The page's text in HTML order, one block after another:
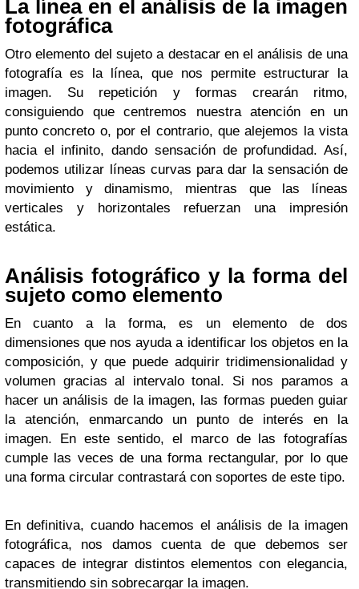
La línea en el análisis de la imagen
fotográfica
Otro elemento del sujeto a destacar en el análisis de una
fotografía es la línea, que nos permite estructurar la
imagen. Su repetición y formas crearán ritmo,
consiguiendo que centremos nuestra atención en un
punto concreto o, por el contrario, que alejemos la vista
hacia el infinito, dando sensación de profundidad. Así,
podemos utilizar líneas curvas para dar la sensación de
movimiento y dinamismo, mientras que las líneas
verticales y horizontales refuerzan una impresión
estática.
Análisis fotográfico y la forma del
sujeto como elemento
En cuanto a la forma, es un elemento de dos
dimensiones que nos ayuda a identificar los objetos en la
composición, y que puede adquirir tridimensionalidad y
volumen gracias al intervalo tonal. Si nos paramos a
hacer un análisis de la imagen, las formas pueden guiar
la atención, enmarcando un punto de interés en la
imagen. En este sentido, el marco de las fotografías
cumple las veces de una forma rectangular, por lo que
una forma circular contrastará con soportes de este tipo.
En definitiva, cuando hacemos el análisis de la imagen
fotográfica, nos damos cuenta de que debemos ser
capaces de integrar distintos elementos con elegancia,
transmitiendo sin sobrecargar la imagen.